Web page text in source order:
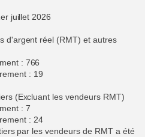
juillet 2026
d'argent réel (RMT) et autres
: 766
: 19
(Excluant les vendeurs RMT)
: 7
: 24
par les vendeurs de RMT a été